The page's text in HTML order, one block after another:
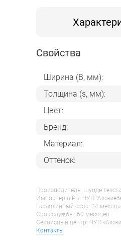
Свойства
Ширина (B, мм):
Толщина (s, мм):
Цвет:
Бренд:
Материал:
Оттенок:
Производитель: Шунде
Импортер в РБ: ЧУП "Акс-
Гарантийный срок: 24 месяца
Срок службы: 60 месяцев
Сервисный центр: ЧУП «Акс-
Контакты